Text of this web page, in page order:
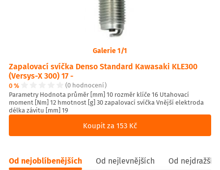
Galerie 1/1
Zapalovací svíčka Denso Standard Kawasaki KLE300
(Versys-X 300) 17 -
0 %
(0 hodnocení)
Parametry Hodnota průměr [mm] 10 rozměr klíče 16 Utahovací
moment [Nm] 12 hmotnost [g] 30 zapalovací svíčka Vnější elektroda
délka závitu [mm] 19
Koupit za 153 Kč
Od nejoblíbenějších Od nejlevnějších Od